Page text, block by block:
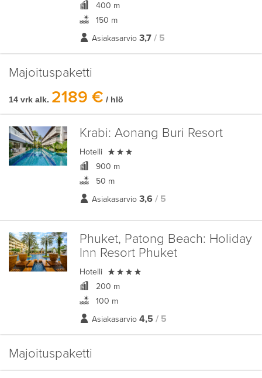
400 m
150 m
Asiakasarvio 3,7 / 5
Majoituspaketti
14 vrk alk. 2189 € / hlö
Krabi: Aonang Buri Resort
Hotelli 
900 m
50 m
Asiakasarvio 3,6 / 5
Phuket, Patong Beach: Holiday
Inn Resort Phuket
Hotelli 
200 m
100 m
Asiakasarvio 4,5 / 5
Majoituspaketti